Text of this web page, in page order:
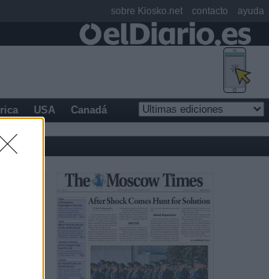
USA Canadá
sobre Kiosko.net contacto ayuda